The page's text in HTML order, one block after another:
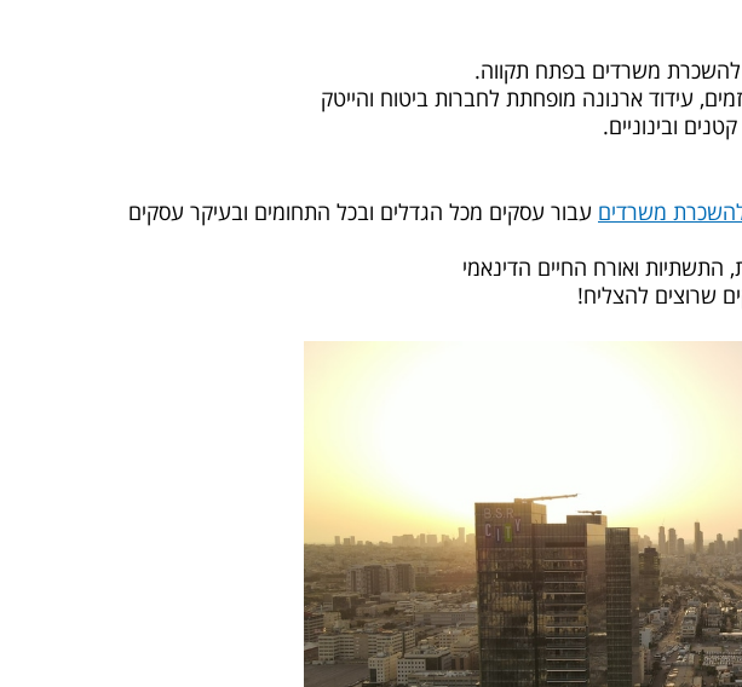
עידוד ארנונה מופחתת לחברות ביטוח והייטק
ובינוניים.
משרדים עבור עסקים מכל הגדלים ובכל התחומים ובעיקר עסקים
ואורח החיים הדינאמי
שרוצים להצליח!